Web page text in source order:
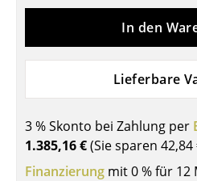
Beistelltische
Schreibtische
Konferenztische
Stehtische & Stehpulte
In den
Lieferbare
3 % Skonto bei Zahlung per
1.385,16 €(Sie sparen 42,84
Finanzierung mit 0 % für 12